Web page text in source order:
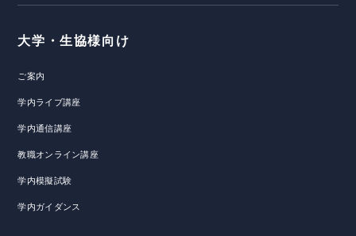
大学・生協様向け
ご案内
学内ライブ講座
学内通信講座
教職オンライン講座
学内模擬試験
学内ガイダンス